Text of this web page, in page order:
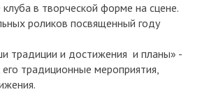
в творческой форме на сцене.
роликов посвященный году
традиции и достижения и планы» -
традиционные мероприятия,